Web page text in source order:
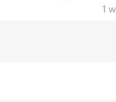
1 week